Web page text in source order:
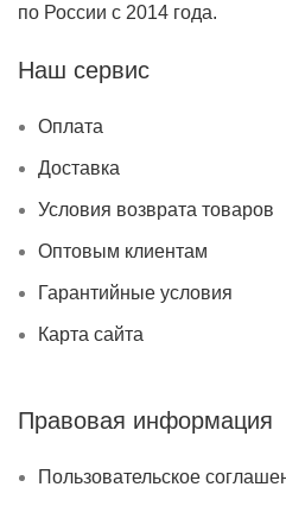
по России с 2014 года.
Наш сервис
Оплата
Доставка
Условия возврата товаров
Оптовым клиентам
Гарантийные условия
Карта сайта
Правовая информация
Пользовательское